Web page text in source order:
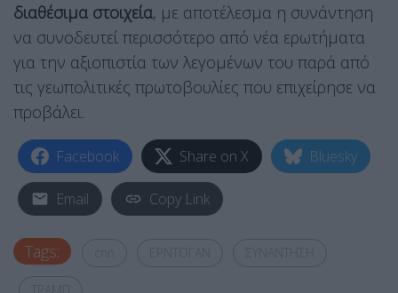
διαθέσιμα στοιχεία, με αποτέλεσμα η συνάντηση
να συνοδευτεί περισσότερο από νέα ερωτήματα
για την αξιοπιστία των λεγομένων του παρά από
τις γεωπολιτικές πρωτοβουλίες που επιχείρησε να
προβάλει.
Facebook Share on X Bluesky
Email Copy Link
Tags: